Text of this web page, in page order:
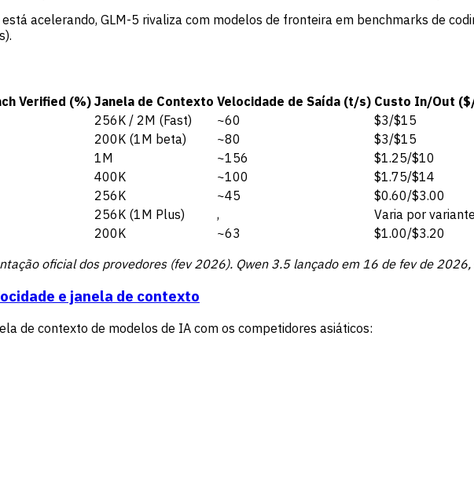
acelerando, GLM-5 rivaliza com modelos de fronteira em benchmarks de
Verified (%) Janela de Contexto Velocidade de Saída (t/s) Custo In/Out
256K / 2M (Fast) ~60 $3/$15
200K (1M beta) ~80 $3/$15
1M ~156 $1.25/$10
400K ~100 $1.75/$14
256K ~45 $0.60/$3.00
256K (1M Plus) , Varia por variante
200K ~63 $1.00/$3.20
oficial dos provedores (fev 2026). Qwen 3.5 lançado em 16 de fev de
e janela de contexto
de contexto de modelos de IA com os competidores asiáticos: